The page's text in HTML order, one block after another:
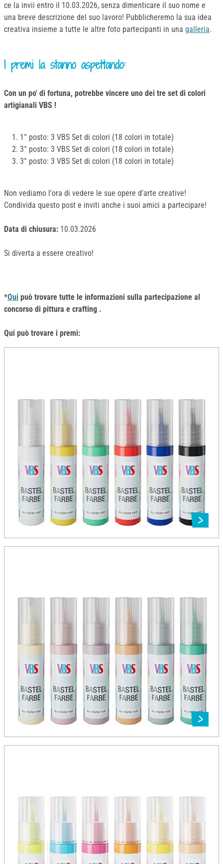
ce la invii entro il 10.03.2026, senza dimenticare il suo nome e
una breve descrizione del suo lavoro! Pubblicheremo la sua idea
creativa insieme a tutte le altre foto partecipanti in una galleria.
I premi la stanno aspettando:
Con un po' di fortuna, potrebbe vincere uno dei tre set di colori
artigianali VBS !
1° posto: 3 VBS Set di colori (18 colori in totale)
3° posto: 3 VBS Set di colori (18 colori in totale)
3° posto: 3 VBS Set di colori (18 colori in totale)
Non vediamo l'ora di vedere le sue opere d'arte creative!
Condivida questo post e inviti anche i suoi amici a partecipare!
Data di chiusura: 10.03.2026
Si diverta a essere creativo!
*Qui può trovare tutte le informazioni sulla partecipazione al
concorso di pittura e crafting .
Qui può trovare i premi: